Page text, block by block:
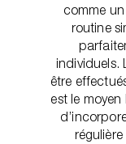
comme
routine
individuels.
être
est le